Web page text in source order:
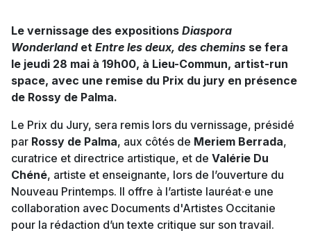
Le vernissage des expositions Diaspora
Wonderlandet Entre les deux, des chemins se fera
le jeudi 28 mai à 19h00, à Lieu-Commun, artist-run
space, avec une remise du Prix du jury en présence
de Rossy de Palma.
Le Prix du Jury, sera remis lors du vernissage, présidé
par Rossy de Palma, aux côtés de Meriem Berrada,
curatrice et directrice artistique, et de Valérie Du
Chéné, artiste et enseignante, lors de l’ouverture du
Nouveau Printemps. Il offre à l’artiste lauréat·e une
collaboration avec Documents d'Artistes Occitanie
pour la rédaction d’un texte critique sur son travail.